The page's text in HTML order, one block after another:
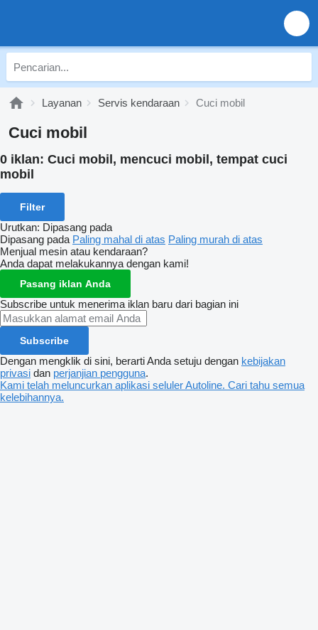
Layanan Servis kendaraan Cuci mobil
Cuci mobil
0 iklan: Cuci mobil, mencuci mobil, tempat cuci
mobil
Filter
Urutkan: Dipasang pada
Dipasang pada Paling mahal di atas Paling murah di atas
Menjual mesin atau kendaraan?
Anda dapat melakukannya dengan kami!
Pasang iklan Anda
Subscribe untuk menerima iklan baru dari bagian ini
Subscribe
Dengan mengklik di sini, berarti Anda setuju dengan kebijakan
privasi dan perjanjian pengguna.
Kami telah meluncurkan aplikasi seluler Autoline. Cari tahu semua
kelebihannya.